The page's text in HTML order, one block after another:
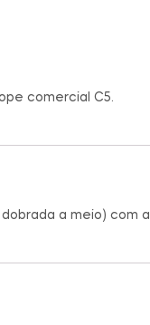
comercial C5.
a meio) com